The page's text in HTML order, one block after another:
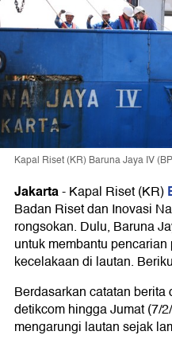
Kapal Riset (KR) Baruna Jaya IV
Jakarta-Kapal Riset (KR)
Badan Riset dan Inovasi
rongsokan. Dulu, Baruna
untuk membantu
kecelakaan di lautan.
Berdasarkan catatan
detikcom hingga Jumat (7/
mengarungi lautan sejak